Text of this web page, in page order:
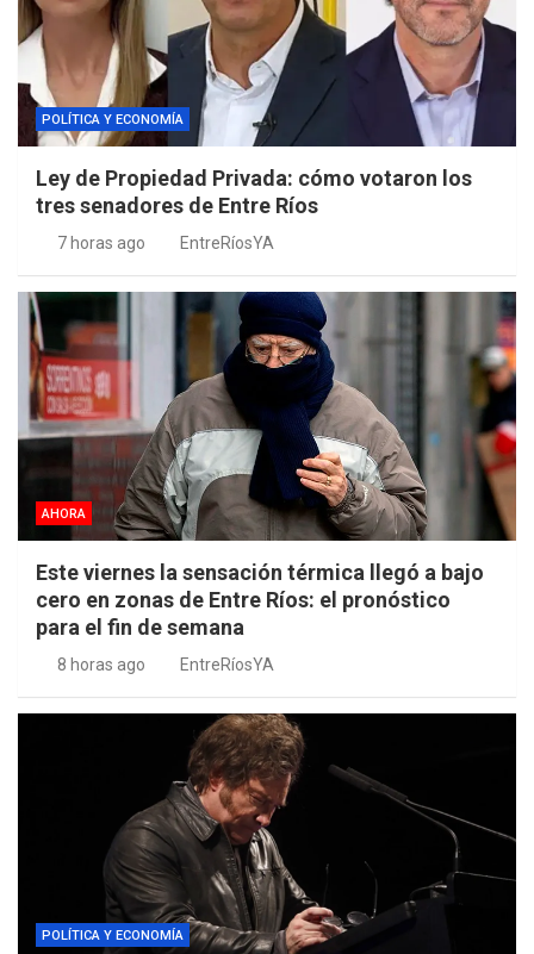
POLÍTICA Y ECONOMÍA
Ley de Propiedad Privada: cómo votaron los
tres senadores de Entre Ríos
7 horas ago EntreRíosYA
AHORA
Este viernes la sensación térmica llegó a bajo
cero en zonas de Entre Ríos: el pronóstico
para el fin de semana
8 horas ago EntreRíosYA
POLÍTICA Y ECONOMÍA